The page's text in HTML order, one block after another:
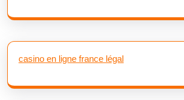
casino en ligne france légal